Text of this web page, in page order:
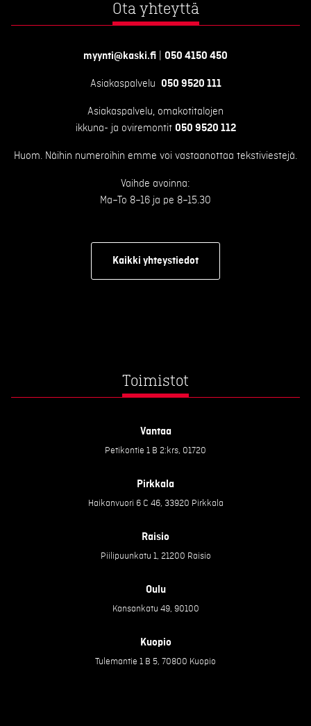
Ota yhteyttä
myynti@kaski.fi 050 4150 450
Asiakaspalvelu 050 9520 111
Asiakaspalvelu, omakotitalojen
ikkuna- ja oviremontit 050 9520 112
Huom. Näihin numeroihin emme voi vastaanottaa tekstiviestejä.
Vaihde avoinna:
Ma–To 8–16 ja pe 8–15.30
Kaikki yhteystiedot
Toimistot
Vantaa
Petikontie 1 B 2:krs, 01720
Pirkkala
Haikanvuori 6 C 46, 33920 Pirkkala
Raisio
Piilipuunkatu 1, 21200 Raisio
Oulu
Kansankatu 49, 90100
Kuopio
Tulemantie 1 B 5, 70800 Kuopio